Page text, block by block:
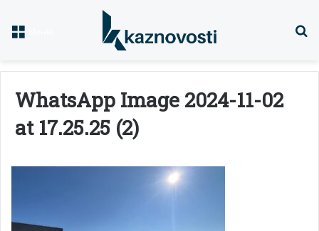
WhatsApp Image 2024-11-02
at 17.25.25 (2)